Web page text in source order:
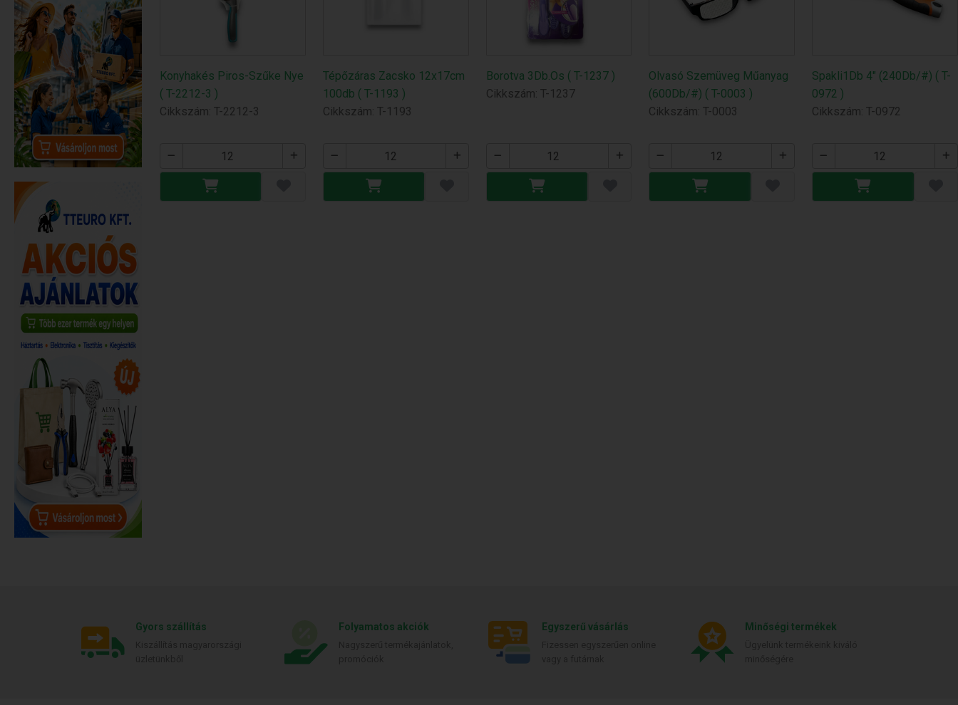
Konyhakés Piros-Szűke Nye
( T-2212-3 )
Cikkszám: T-2212-3
Tépőzáras Zacsko 12x17cm
100db ( T-1193 )
Cikkszám: T-1193
Borotva 3Db.Os ( T-1237 )
Cikkszám: T-1237
Olvasó Szemüveg Műanyag
(600Db/#) ( T-0003 )
Cikkszám: T-0003
Spakli1Db 4" (240Db/#) ( T-
0972 )
Cikkszám: T-0972
Gyors szállítás Folyamatos akciók Egyszerű vásárlás Minőségi termékek